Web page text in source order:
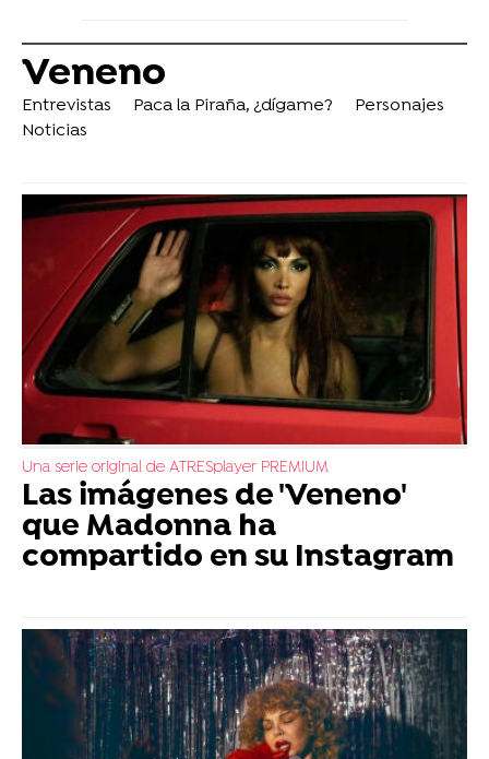
Veneno
Entrevistas Paca la Piraña, ¿dígame?
Personajes
Noticias
Una serie original de ATRESplayer PREMIUM
Las imágenes de 'Veneno'
que Madonna ha
compartido en su Instagram